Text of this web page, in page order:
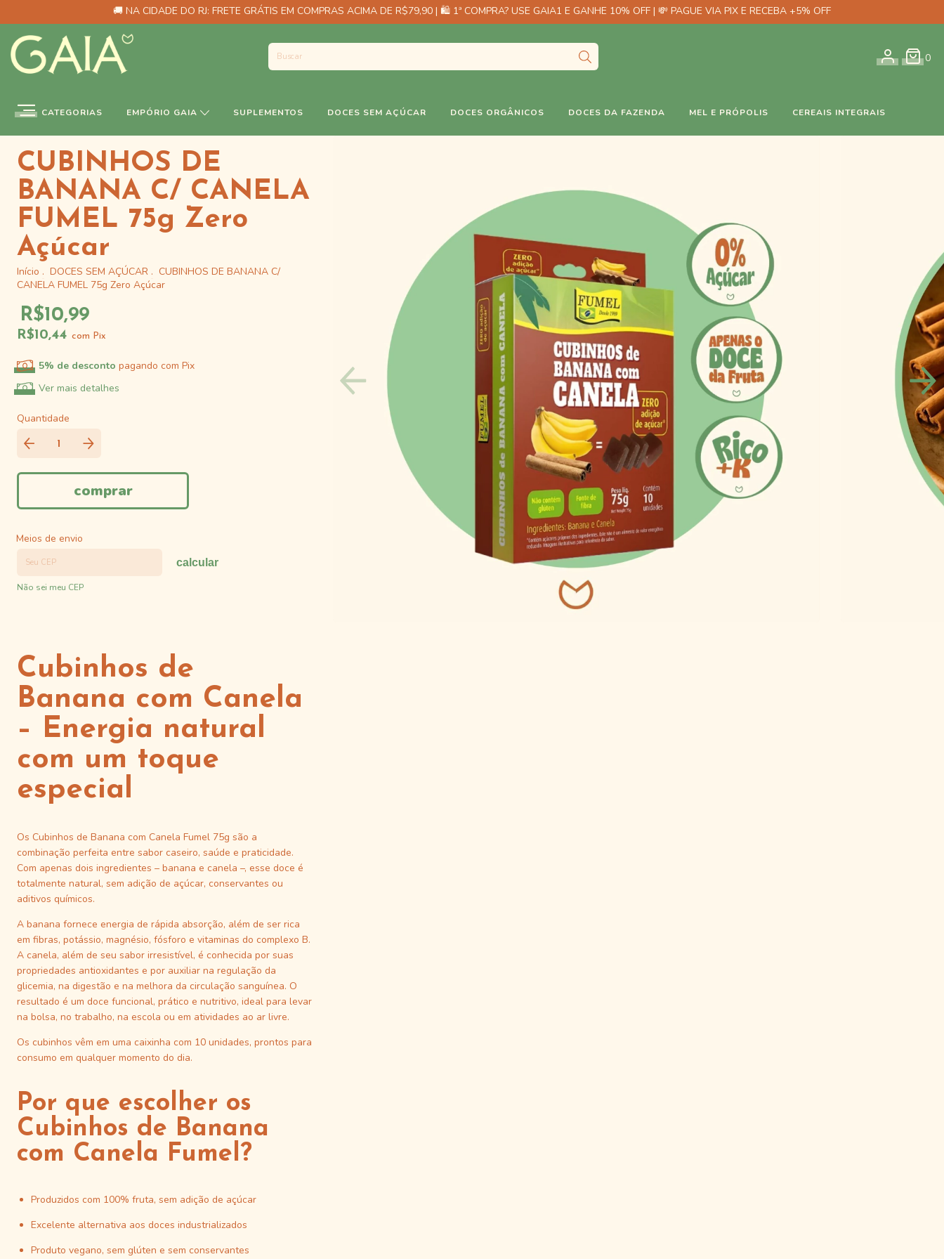
🚚 NA CIDADE DO RJ: FRETE GRÁTIS EM COMPRAS ACIMA DE R$79,90 | 🛍️ 1ª COMPRA? USE GAIA1 E GANHE 10% OFF | 💸 PAGUE VIA PIX E RECEBA +5% OFF
0
CATEGORIAS EMPÓRIO GAIA SUPLEMENTOS DOCES SEM AÇÚCAR DOCES ORGÂNICOS DOCES DA FAZENDA MEL E PRÓPOLIS CEREAIS INTEGRAIS
CUBINHOS DE
BANANA C/ CANELA
FUMEL 75g Zero
Açúcar
Início . DOCES SEM AÇÚCAR . CUBINHOS DE BANANA C/
CANELA FUMEL 75g Zero Açúcar
R$10,99
R$10,44 com Pix
5% de desconto pagando com Pix
Ver mais detalhes
Quantidade
Meios de envio
calcular
Não sei meu CEP
Cubinhos de
Banana com Canela
– Energia natural
com um toque
especial
Os Cubinhos de Banana com Canela Fumel 75g são a
combinação perfeita entre sabor caseiro, saúde e praticidade.
Com apenas dois ingredientes – banana e canela –, esse doce é
totalmente natural, sem adição de açúcar, conservantes ou
aditivos químicos.
A banana fornece energia de rápida absorção, além de ser rica
em fibras, potássio, magnésio, fósforo e vitaminas do complexo B.
A canela, além de seu sabor irresistível, é conhecida por suas
propriedades antioxidantes e por auxiliar na regulação da
glicemia, na digestão e na melhora da circulação sanguínea. O
resultado é um doce funcional, prático e nutritivo, ideal para levar
na bolsa, no trabalho, na escola ou em atividades ao ar livre.
Os cubinhos vêm em uma caixinha com 10 unidades, prontos para
consumo em qualquer momento do dia.
Por que escolher os
Cubinhos de Banana
com Canela Fumel?
Produzidos com 100% fruta, sem adição de açúcar
Excelente alternativa aos doces industrializados
Produto vegano, sem glúten e sem conservantes